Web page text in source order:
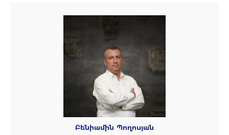
Բենիամին Պողոսյան